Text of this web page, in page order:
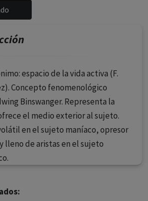
de los profesionales
medicamentos y decidir, en cada
más adecuado a las
espacio de la vida activa (F.
Concepto fenomenológico
Binswanger. Representa la
el medio exterior al sujeto.
en el sujeto maníaco, opresor
lleno de aristas en el sujeto